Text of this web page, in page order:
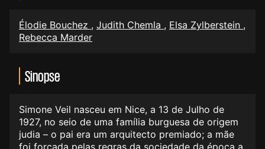
Élodie Bouchez , Judith Chemla , Elsa Zylberstein ,
Rebecca Marder
Sinopse
Simone Veil nasceu em Nice, a 13 de Julho de
1927, no seio de uma família burguesa de origem
judia – o pai era um arquitecto premiado; a mãe